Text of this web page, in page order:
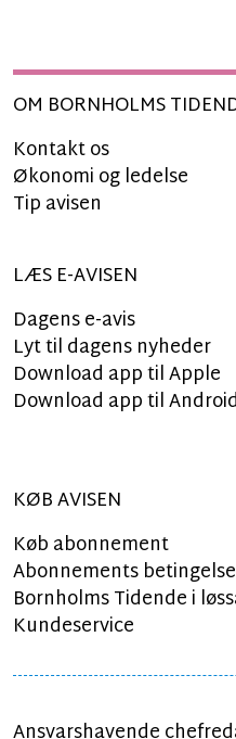
OM BORNHOLMS
Kontakt os
Økonomi og ledelse
Tip avisen
LÆS E-AVISEN
Dagens e-avis
Lyt til dagens nyheder
Download app til Apple
Download app til Android
KØB AVISEN
Køb abonnement
Abonnements
Bornholms Tidende i
Kundeservice